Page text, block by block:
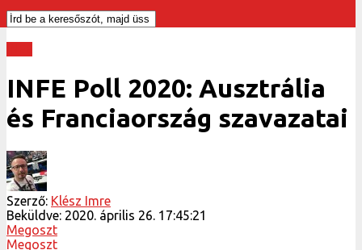
INFE Poll 2020: Ausztrália
és Franciaország szavazatai
Szerző: Klész Imre
Beküldve: 2020. április 26. 17:45:21
Megoszt
Megoszt